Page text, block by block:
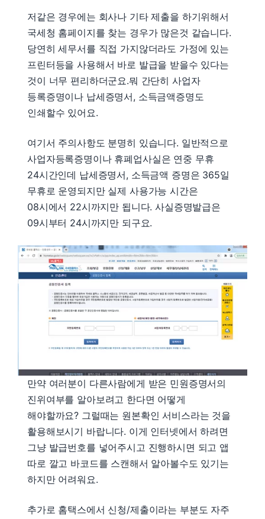
저같은 경우에는 회사나 기타 제출을 하기위해서
국세청 홈페이지를 찾는 경우가 많은것 같습니다.
당연히 세무서를 직접 가지않더라도 가정에 있는
프린터등을 사용해서 바로 발급을 받을수 있다는
것이 너무 편리하더군요.뭐 간단히 사업자
등록증명이나 납세증명서, 소득금액증명도
인쇄할수 있어요.
여기서 주의사항도 분명히 있습니다. 일반적으로
사업자등록증명이나 휴폐업사실은 연중 무휴
24시간인데 납세증명서, 소득금액 증명은 365일
무휴로 운영되지만 실제 사용가능 시간은
08시에서 22시까지만 됩니다. 사실증명발급은
09시부터 24시까지만 되구요.
만약 여러분이 다른사람에게 받은 민원증명서의
진위여부를 알아보려고 한다면 어떻게
해야할까요? 그럴때는 원본확인 서비스라는 것을
활용해보시기 바랍니다. 이게 인터넷에서 하려면
그냥 발급번호를 넣어주시고 진행하시면 되고 앱
따로 깔고 바코드를 스캔해서 알아볼수도 있기는
하지만 어려워요.
추가로 홈택스에서 신청/제출이라는 부분도 자주